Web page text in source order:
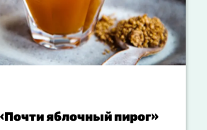
яблочный пирог»